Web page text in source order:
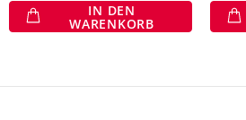
IN DEN
WARENKORB